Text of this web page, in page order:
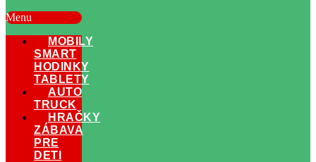
Menu
MOBILY
SMART
HODINKY
TABLETY
AUTO
TRUCK
HRAČKY
ZÁBAVA
PRE
DETI